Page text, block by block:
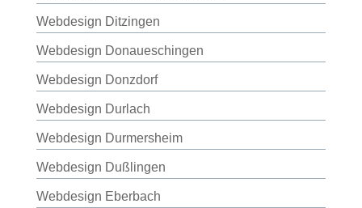
Webdesign Ditzingen
Webdesign Donaueschingen
Webdesign Donzdorf
Webdesign Durlach
Webdesign Durmersheim
Webdesign Dußlingen
Webdesign Eberbach